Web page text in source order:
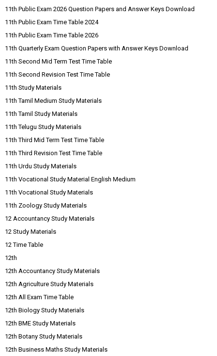
11th Public Exam 2026 Question Papers and Answer Keys Download
11th Public Exam Time Table 2024
11th Public Exam Time Table 2026
11th Quarterly Exam Question Papers with Answer Keys Download
11th Second Mid Term Test Time Table
11th Second Revision Test Time Table
11th Study Materials
11th Tamil Medium Study Materials
11th Tamil Study Materials
11th Telugu Study Materials
11th Third Mid Term Test Time Table
11th Third Revision Test Time Table
11th Urdu Study Materials
11th Vocational Study Material English Medium
11th Vocational Study Materials
11th Zoology Study Materials
12 Accountancy Study Materials
12 Study Materials
12 Time Table
12th
12th Accountancy Study Materials
12th Agriculture Study Materials
12th All Exam Time Table
12th Biology Study Materials
12th BME Study Materials
12th Botany Study Materials
12th Business Maths Study Materials